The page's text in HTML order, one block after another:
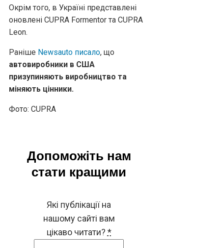
Окрім того, в Україні представлені
оновлені CUPRA Formentor та CUPRA
Leon.
Раніше Newsauto писало, що
автовиробники в США
призупиняють виробництво та
міняють цінники.
Фото: CUPRA
Допоможіть нам
стати кращими
Які публікації на
нашому сайті вам
цікаво читати? *